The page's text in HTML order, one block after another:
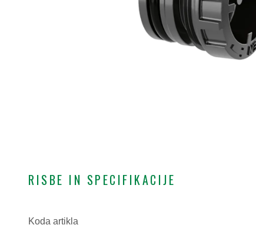
RISBE IN SPECIFIKACIJE
Koda artikla